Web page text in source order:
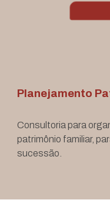
Planejamento
Consultoria para
patrimônio familiar,
sucessão.